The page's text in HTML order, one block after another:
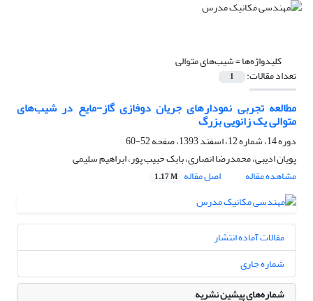
کلیدواژه‌ها =شیب‌های متوالی
تعداد مقالات: 1
مطالعه تجربی نمودارهای جریان دوفازی گاز-مایع در شیب‌های
متوالی یک زانویی بزرگ
دوره 14، شماره 12، اسفند 1393، صفحه
52-60
پویان ادیبی، محمدرضا انصاری، بابک حبیب پور، ابراهیم سلیمی
مشاهده مقاله
اصل مقاله 1.17 M
مقالات آماده انتشار
شماره جاری
شماره‌های پیشین نشریه